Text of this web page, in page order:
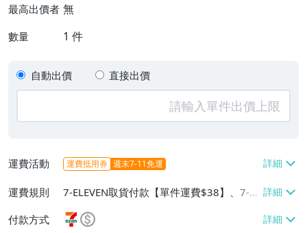
最高出價者 無
數量 1 件
自動出價 直接出價
運費活動 運費抵用券 週末7-11免運
運費規則
7-ELEVEN取貨付款【單件運費$38】、7-EL
號【單件運費$60、滿20件或消費滿$5000
付款方式